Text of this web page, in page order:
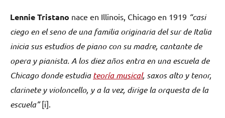
Lennie Tristano nace en Illinois, Chicago en 1919 “casi
ciego en el seno de una familia originaria del sur de Italia
inicia sus estudios de piano con su madre, cantante de
opera y pianista. A los diez años entra en una escuela de
Chicago donde estudiateoría musical, saxos alto y tenor,
clarinete y violoncello, y a la vez, dirige la orquesta de la
escuela”[i].